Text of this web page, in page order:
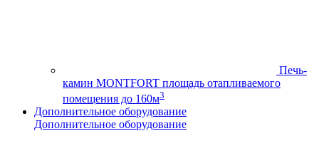
Печь-
камин MONTFORT площадь отапливаемого
помещения до 160м3
Дополнительное оборудование
Дополнительное оборудование